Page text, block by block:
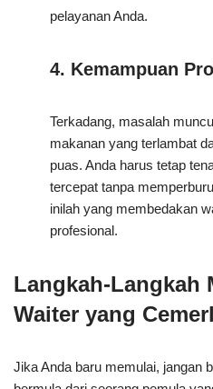
pelayanan Anda.
4. Kemampuan
Terkadang, masalah
makanan yang terlambat
puas. Anda harus tetap
tercepat tanpa
inilah yang membedakan
profesional.
Langkah-Langkah
Waiter yang
Jika Anda baru memulai, jangan